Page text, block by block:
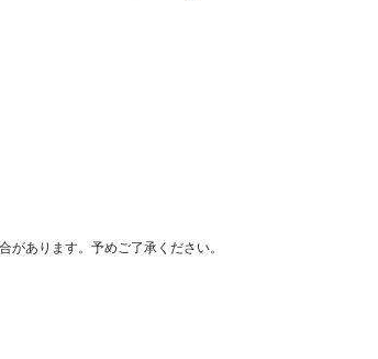
あります。予めご了承ください。